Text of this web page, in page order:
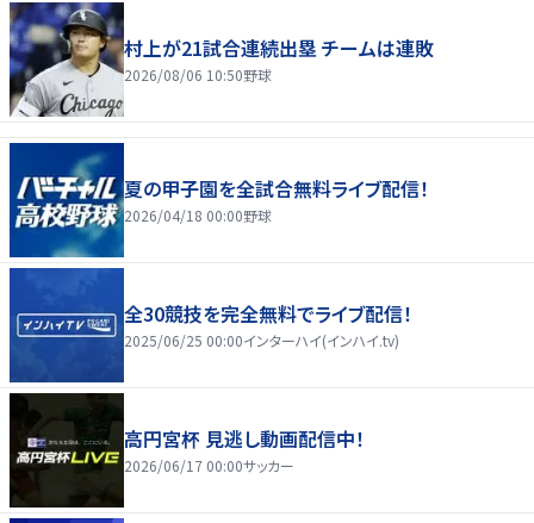
村上が21試合連続出塁 チームは連敗
2026/08/06 10:50野球
夏の甲子園を全試合無料ライブ配信！
2026/04/18 00:00野球
全30競技を完全無料でライブ配信！
2025/06/25 00:00インターハイ(インハイ.tv)
高円宮杯 見逃し動画配信中！
2026/06/17 00:00サッカー